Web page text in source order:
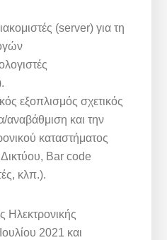
(server) για τη
εξοπλισμός σχετικός
αναβάθμιση και την
καταστήματος
Bar code
κλπ.).
Ηλεκτρονικής
2021 και